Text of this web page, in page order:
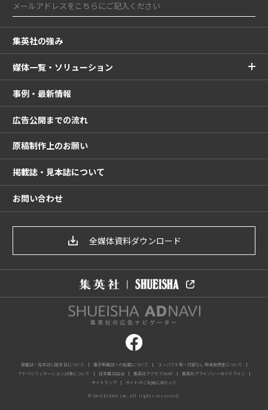
集英社の強み
媒体一覧・ソリューション
事例・最新情報
広告公開までの流れ
原稿制作上のお願い
掲載誌・見本誌について
お問い合わせ
全媒体資料ダウンロード
掲載誌・見本誌と配本日について 電子版雑誌への転載について
コンパクト版・付録なし版実施予定について
アドベリフィケーション対策について
日本雑誌協会 集英社アクセスMAP
集英社プライバシーガイドライン
サイトマップ
サイトのご利用にあたって
© SHUEISHA Inc. All rights reserved.